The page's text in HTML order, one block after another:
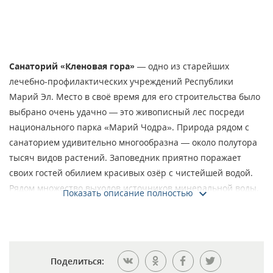
Санаторий «Кленовая гора» — одно из старейших
лечебно-профилактических учреждений Республики
Марий Эл. Место в своё время для его строительства было
выбрано очень удачно — это живописный лес посреди
национального парка «Марий Чодра». Природа рядом с
санаторием удивительно многообразна — около полутора
тысяч видов растений. Заповедник приятно поражает
своих гостей обилием красивых озёр с чистейшей водой.
Рядом множество выходов источников минеральной воды,
«Зелёный ключ». Дебит источника весьма приличный —
более 100 л/сек. Эта вода используется для лечения
Показать описание полностью
Поделиться: